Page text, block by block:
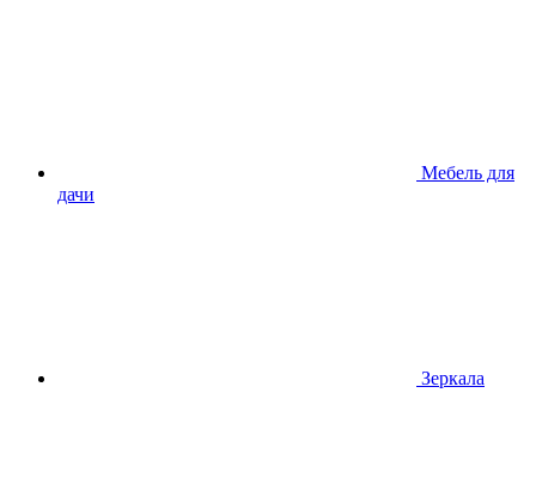
Мебель для
дачи
Зеркала